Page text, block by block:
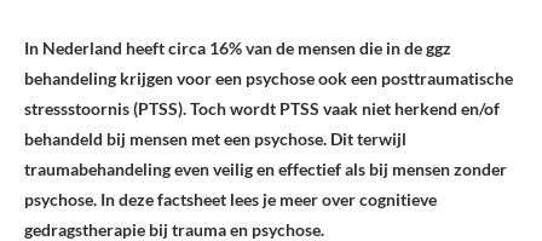
In Nederland heeft circa 16% van de mensen die in de ggz
behandeling krijgen voor een psychose ook een posttraumatische
stressstoornis (PTSS). Toch wordt PTSS vaak niet herkend en/of
behandeld bij mensen met een psychose. Dit terwijl
traumabehandeling even veilig en effectief als bij mensen zonder
psychose. In deze factsheet lees je meer over cognitieve
gedragstherapie bij trauma en psychose.